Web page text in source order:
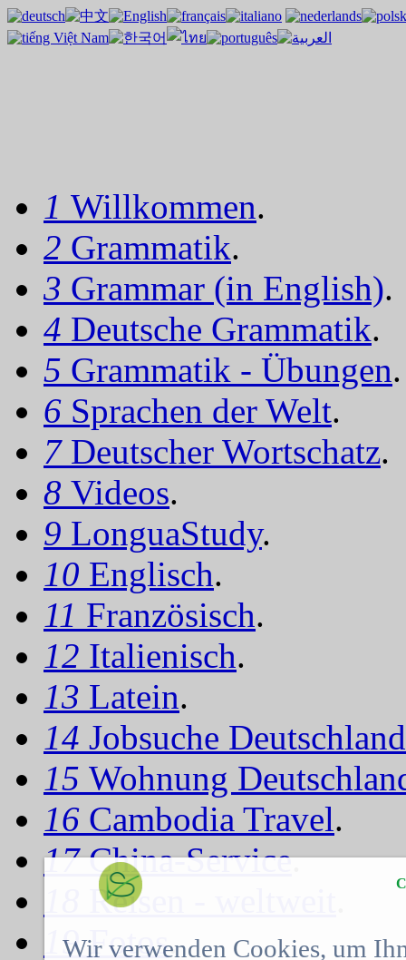
1 Willkommen.
2 Grammatik.
3 Grammar (in English).
4 Deutsche Grammatik.
5 Grammatik - Übungen.
6 Sprachen der Welt.
7 Deutscher Wortschatz.
8 Videos.
9 LonguaStudy.
10 Englisch.
11 Französisch.
12 Italienisch.
13 Latein.
14 Jobsuche Deutschland
15 Wohnung
16 Cambodia Travel.
17China-Service.
Reisen - weltweit
19Fotos.
Wir verwenden Cookies, um